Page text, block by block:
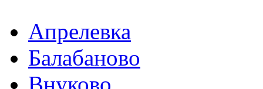
Апрелевка
Балабаново